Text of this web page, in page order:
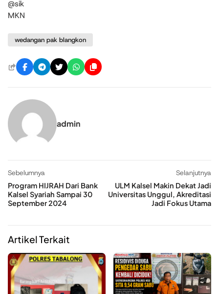
@sik
MKN
wedangan pak blangkon
admin
Sebelumnya
Program HIJRAH Dari Bank
Kalsel Syariah Sampai 30
September 2024
Selanjutnya
ULM Kalsel Makin Dekat Jadi
Universitas Unggul, Akreditasi
Jadi Fokus Utama
Artikel Terkait